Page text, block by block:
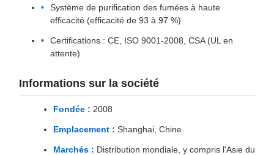
Système de purification des fumées à haute
efficacité (efficacité de 93 à 97 %)
Certifications : CE, ISO 9001-2008, CSA (UL en
attente)
Informations sur la société
Fondée : 2008
Emplacement : Shanghai, Chine
Marchés : Distribution mondiale, y compris l'Asie du